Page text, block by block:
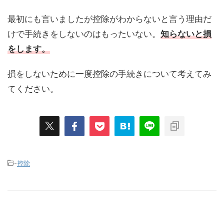
最初にも言いましたが控除がわからないと言う理由だ
けで手続きをしないのはもったいない。 知らないと損
をします。
損をしないために一度控除の手続きについて考えてみ
てください。
-控除